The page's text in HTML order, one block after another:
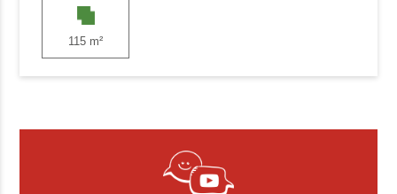
115 m²